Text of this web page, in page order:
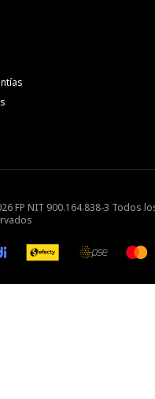
FP NIT 900.164.838-3 Todos